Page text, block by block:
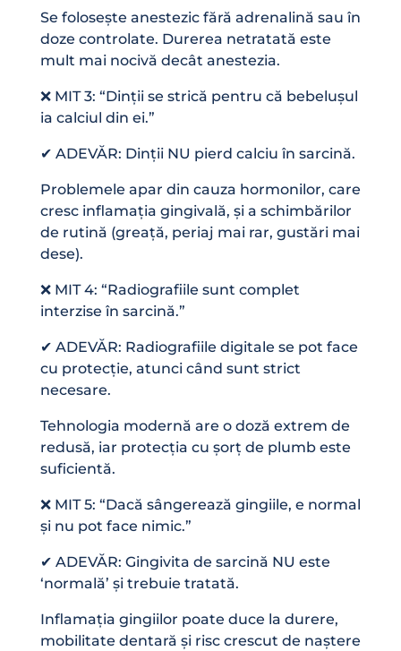
Se folosește anestezic fără adrenalină sau în
doze controlate. Durerea netratată este
mult mai nocivă decât anestezia.
❌ MIT 3: “Dinții se strică pentru că bebelușul
ia calciul din ei.”
✔ ADEVĂR: Dinții NU pierd calciu în sarcină.
Problemele apar din cauza hormonilor, care
cresc inflamația gingivală, și a schimbărilor
de rutină (greață, periaj mai rar, gustări mai
dese).
❌ MIT 4: “Radiografiile sunt complet
interzise în sarcină.”
✔ ADEVĂR: Radiografiile digitale se pot face
cu protecție, atunci când sunt strict
necesare.
Tehnologia modernă are o doză extrem de
redusă, iar protecția cu șorț de plumb este
suficientă.
❌ MIT 5: “Dacă sângerează gingiile, e normal
și nu pot face nimic.”
✔ ADEVĂR: Gingivita de sarcină NU este
‘normală’ și trebuie tratată.
Inflamația gingiilor poate duce la durere,
mobilitate dentară și risc crescut de naștere